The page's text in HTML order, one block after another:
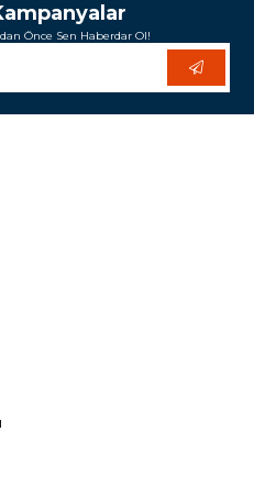
Önce Sen Haberdar Ol!